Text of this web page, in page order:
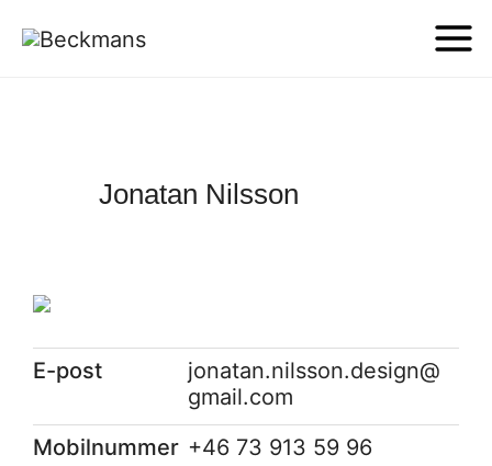
Jonatan Nilsson
E-post
jonatan.nilsson.design@
gmail.com
Mobilnummer +46 73 913 59 96